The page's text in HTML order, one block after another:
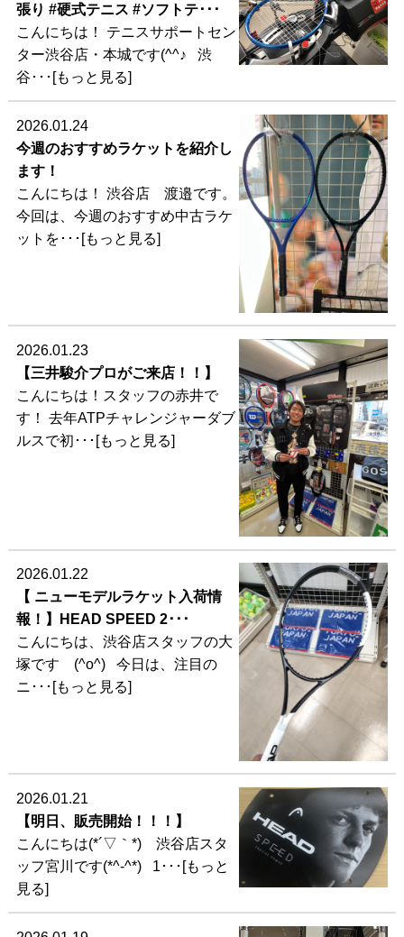
張り #硬式テニス #ソフトテ･･･
こんにちは！ テニスサポートセン
ター渋谷店・本城です(^^♪ 渋
谷･･･[もっと見る]
2026.01.24
今週のおすすめラケットを紹介し
ます！
こんにちは！ 渋谷店 渡邉です。
今回は、今週のおすすめ中古ラケ
ットを･･･[もっと見る]
2026.01.23
【三井駿介プロがご来店！！】
こんにちは！スタッフの赤井で
す！ 去年ATPチャレンジャーダブ
ルスで初･･･[もっと見る]
2026.01.22
【 ニューモデルラケット入荷情
報！】HEAD SPEED 2･･･
こんにちは、渋谷店スタッフの大
塚です (^o^) 今日は、注目の
ニ･･･[もっと見る]
2026.01.21
【明日、販売開始！！！】
こんにちは(*´▽｀*) 渋谷店スタ
ッフ宮川です(*^-^*) 1･･･[もっと
見る]